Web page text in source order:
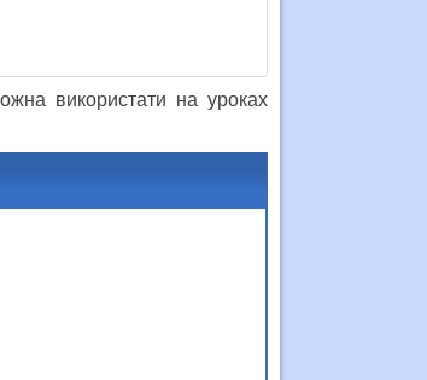
використати на уроках